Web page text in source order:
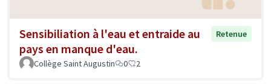
Sensibiliation à l'eau et entraide au
pays en manque d'eau.
Retenue
Collège Saint Augustin 0 2